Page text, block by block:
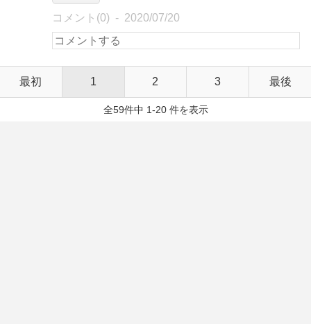
コメント(0) 2020/07/20
最初 1 2 3 最後
全59件中 1-20 件を表示